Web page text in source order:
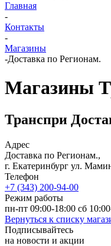
Главная
-
Контакты
-
Магазины
-Доставка по Регионам.
Магазины
Транспри
Адрес
Доставка по Регионам.,
г. Екатеринбург ул.
Телефон
+7 (343) 200-94-00
Режим работы
пн-пт 09:00-18:00 сб
Вернуться к списку
Подписывайтесь
на новости и акции